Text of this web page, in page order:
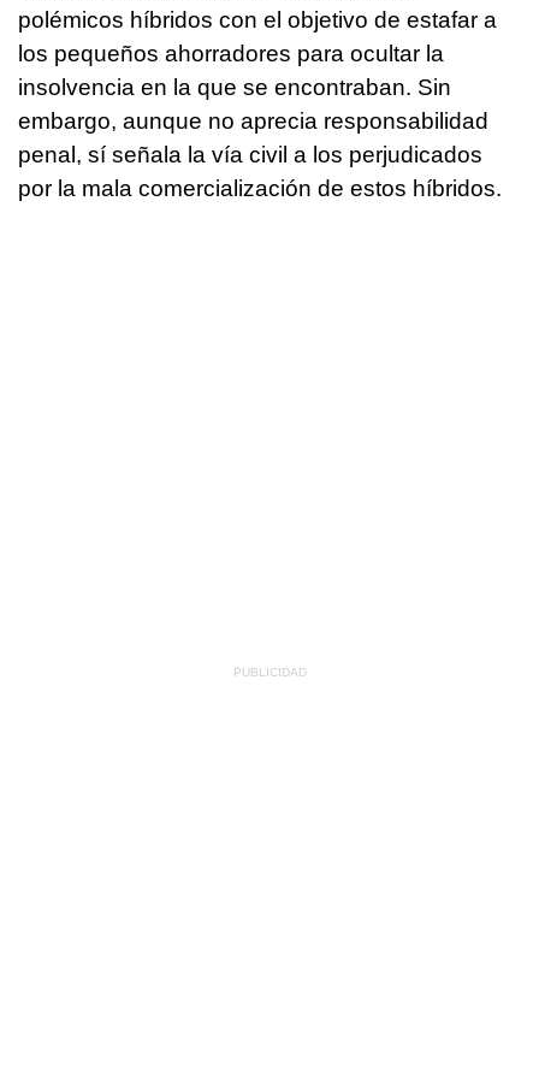
polémicos híbridos con el objetivo de estafar a
los pequeños ahorradores para ocultar la
insolvencia en la que se encontraban. Sin
embargo, aunque no aprecia responsabilidad
penal, sí señala la vía civil a los perjudicados
por la mala comercialización de estos híbridos.